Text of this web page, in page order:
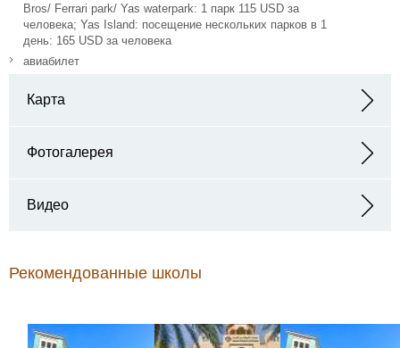
Bros/ Ferrari park/ Yas waterpark: 1 парк 115 USD за
человека; Yas Island: посещение нескольких парков в 1
день: 165 USD за человека
авиабилет
Карта
Фотогалерея
Видео
Рекомендованные школы